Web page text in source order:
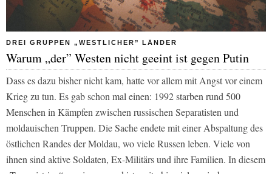
DREI GRUPPEN „WESTLICHER” LÄNDER
Warum „der” Westen nicht geeint ist gegen Putin
Dass es dazu bisher nicht kam, hatte vor allem mit Angst vor einem
Krieg zu tun. Es gab schon mal einen: 1992 starben rund 500
Menschen in Kämpfen zwischen russischen Separatisten und
moldauischen Truppen. Die Sache endete mit einer Abspaltung des
östlichen Randes der Moldau, wo viele Russen leben. Viele von
ihnen sind aktive Soldaten, Ex-Militärs und ihre Familien. In diesem